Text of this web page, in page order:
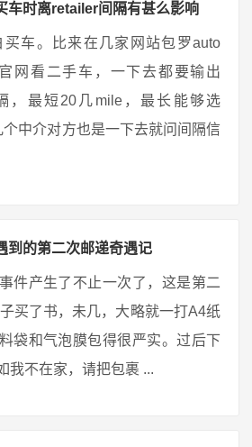
车时离retailer间隔有甚么影响
车。比来在几家网站包罗auto
网看二手车，一下去都要输出
，最短20几mile，最长能够选
中介对方也是一下去就问间隔信
到的第二次邮递奇遇记
件产生了不止一次了，这是第二
买了书，未几，大略就一打A4纸
袋和气泡膜包得很严实。过后下
我不在家，请把包裹 ...